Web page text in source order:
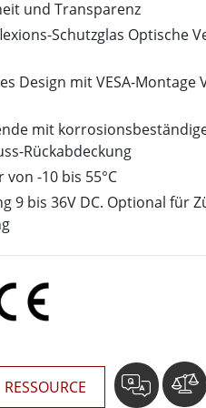
Edelstahlqualität
Edelstahldisplay
und Transparenz
Schutzglas Optische
Design mit VESA-Montage
mit
Rückabdeckung
-10 bis 55°C
9 bis 36V DC. Optional für
RESSOURCE